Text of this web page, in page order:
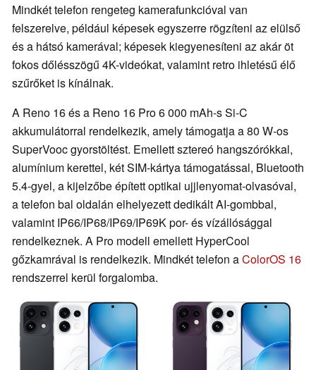
Mindkét telefon rengeteg kamerafunkcióval van
felszerelve, például képesek egyszerre rögzíteni az elülső
és a hátsó kamerával; képesek kiegyenesíteni az akár öt
fokos dőlésszögű 4K-videókat, valamint retro ihletésű élő
szűrőket is kínálnak.
A Reno 16 és a Reno 16 Pro 6 000 mAh-s Si-C
akkumulátorral rendelkezik, amely támogatja a 80 W-os
SuperVooc gyorstöltést. Emellett sztereó hangszórókkal,
alumínium kerettel, két SIM-kártya támogatással, Bluetooth
5.4-gyel, a kijelzőbe épített optikai ujjlenyomat-olvasóval,
a telefon bal oldalán elhelyezett dedikált AI-gombbal,
valamint IP66/IP68/IP69/IP69K por- és vízállósággal
rendelkeznek. A Pro modell emellett HyperCool
gőzkamrával is rendelkezik. Mindkét telefon aColorOS 16
rendszerrel kerül forgalomba.